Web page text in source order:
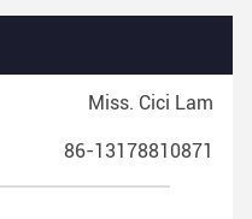
Miss. Cici Lam
86-13178810871